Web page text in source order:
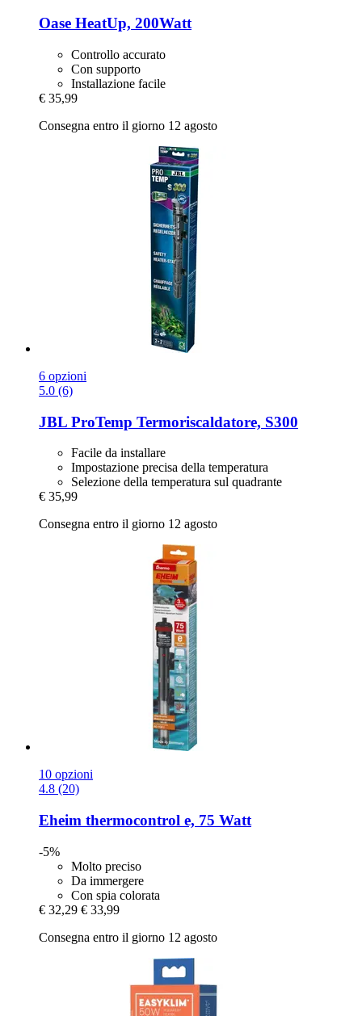
Oase HeatUp, 200Watt
Controllo accurato
Con supporto
Installazione facile
€ 35,99
Consegna entro il giorno 12 agosto
6 opzioni
5.0 (6)
JBL ProTemp Termoriscaldatore, S300
Facile da installare
Impostazione precisa della temperatura
Selezione della temperatura sul quadrante
€ 35,99
Consegna entro il giorno 12 agosto
10 opzioni
4.8 (20)
Eheim thermocontrol e, 75 Watt
-5%
Molto preciso
Da immergere
Con spia colorata
€ 32,29 € 33,99
Consegna entro il giorno 12 agosto